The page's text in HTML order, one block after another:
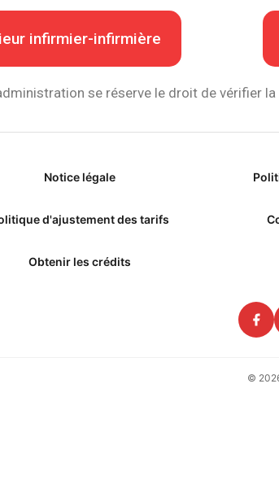
infirmier-infirmière
se réserve le droit de vérifier
Notice légale
d'ajustement des tarifs
Obtenir les crédits
©